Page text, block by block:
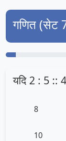
गणित (सेट
यदि 2 : 5 :: 4
8
10